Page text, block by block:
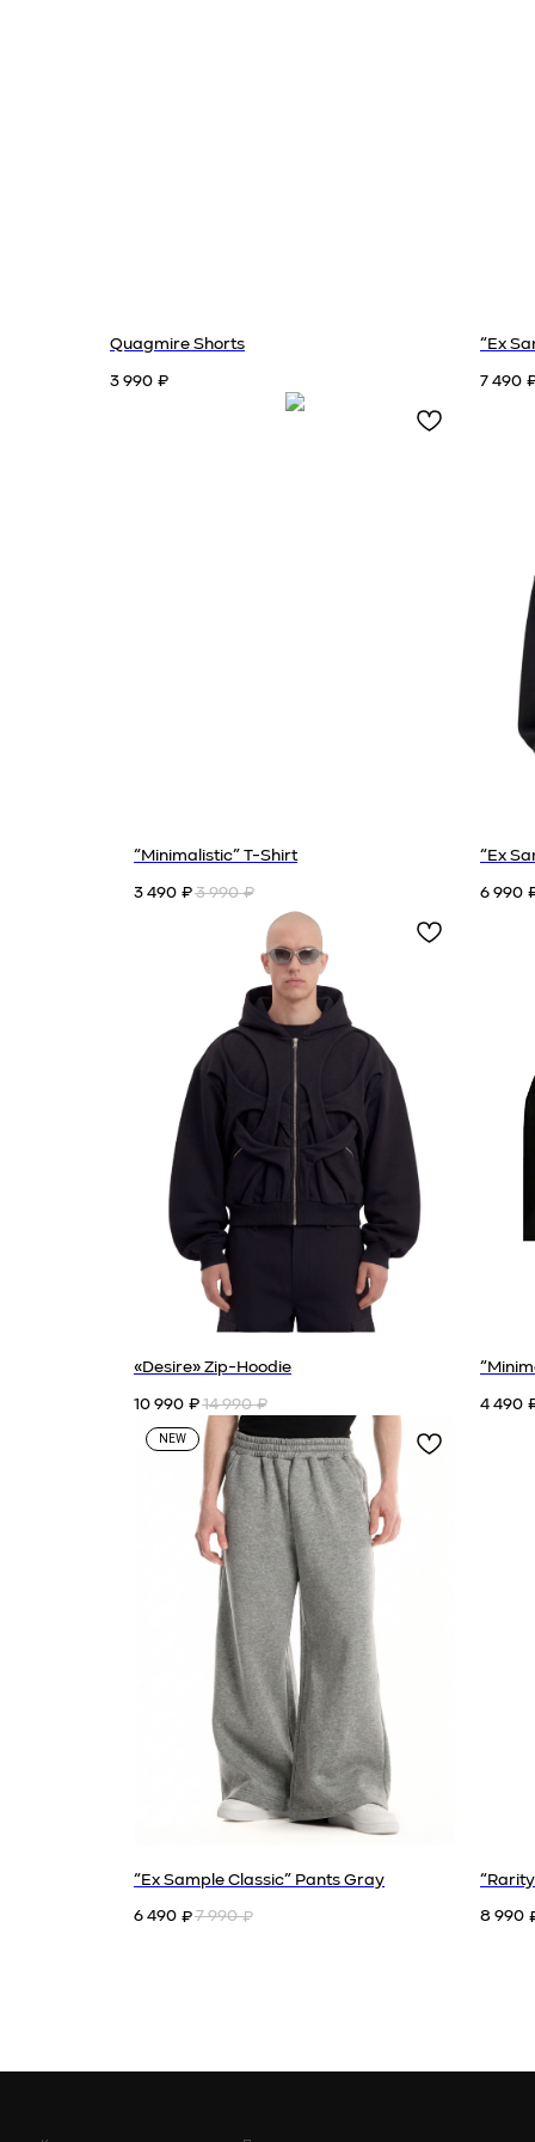
Quagmire Shorts
3 990 ₽
“Ex
7 490
“Minimalistic” T-Shirt
3 490 ₽ 3 990 ₽
“Ex
6 990
«Desire» Zip-Hoodie
10 990 ₽ 14 990 ₽ 4 490
NEW
“Ex Sample Classic” Pants Gray
6 490 ₽ 7 990 ₽ 8 990
Договор оферты
Поддержка
Политика конфиденциальности